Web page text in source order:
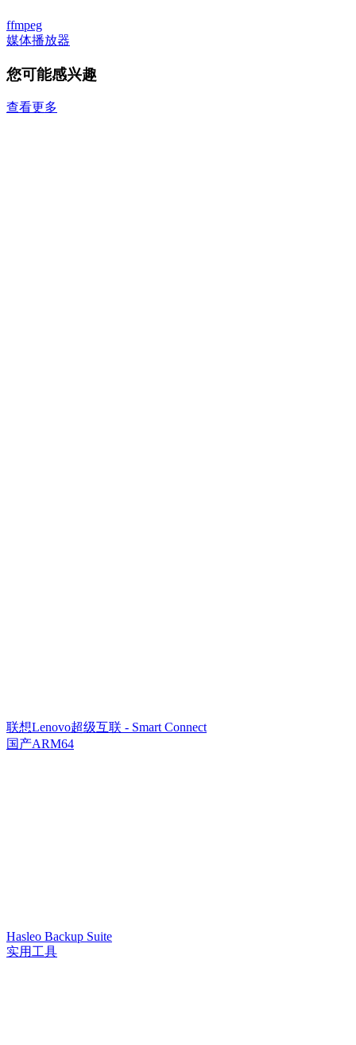
ffmpeg
媒体播放器
您可能感兴趣
查看更多
联想Lenovo超级互联 - Smart Connect
国产ARM64
Hasleo Backup Suite
实用工具